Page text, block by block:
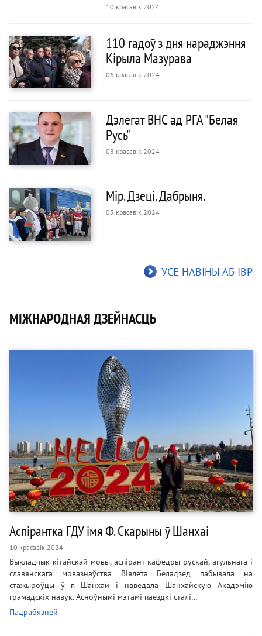
10 красавік 2024
Дэлегат ВНС ад РГА "Белая
Русь"
08 красавік 2024
110 гадоў з дня нараджэння
Кірыла Мазурава
06 красавік 2024
Мір. Дзеці. Дабрыня.
05 красавік 2024
УСЕ НАВІНЫ АБ IВР
МІЖНАРОДНАЯ ДЗЕЙНАСЦЬ
Аспірантка ГДУ імя Ф. Скарыны ў Шанхаі
10 красавік 2024
Выкладчык кітайскай мовы, аспірант кафедры рускай, агульнага і
славянскага мовазнаўства Віялета Беладзед пабывала на
стажыроўцы ў г. Шанхай і наведала Шанхайскую Акадэмію
грамадскіх навук. Асноўнымі мэтамі паездкі сталі…
Падрабязней